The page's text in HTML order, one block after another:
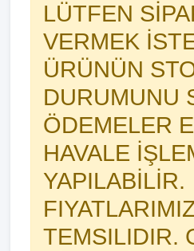
LÜTFEN
VERMEK
ÜRÜNÜN
DURUMUNU
ÖDEMELER
HAVALE
YAPILABİLİR.
TEMSILIDIR.